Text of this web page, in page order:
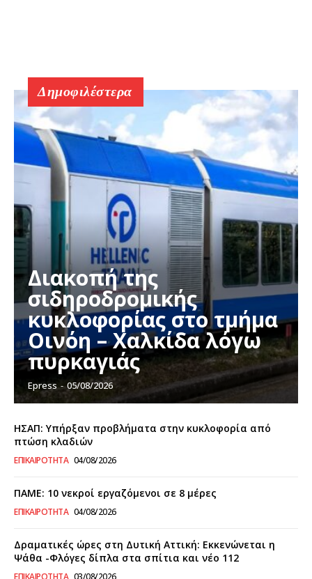
Δημοφιλέστερα
Διακοπή της
σιδηροδρομικής
κυκλοφορίας στο τμήμα
Οινόη – Χαλκίδα λόγω
πυρκαγιάς
Epress - 05/08/2026
ΗΣΑΠ: Υπήρξαν προβλήματα στην κυκλοφορία από
πτώση κλαδιών
ΕΠΙΚΑΙΡΌΤΗΤΑ 04/08/2026
ΠΑΜΕ: 10 νεκροί εργαζόμενοι σε 8 μέρες
ΕΠΙΚΑΙΡΌΤΗΤΑ 04/08/2026
Δραματικές ώρες στη Δυτική Αττική: Εκκενώνεται η
Ψάθα -Φλόγες δίπλα στα σπίτια και νέο 112